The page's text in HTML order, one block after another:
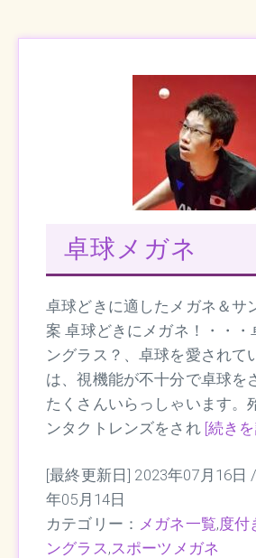
卓球メガネ
卓球どきに適したメガネ＆サ
案 卓球どきにメガネ！・・・
ングラス？、卓球を愛されて
は、視機能が不十分で卓球を
たくさんいらっしゃいます。
ンタクトレンズをされ [続き
[最終更新日] 2023年07月16日 /
年05月14日
カテゴリー： メガネ一覧,度付
ングラス,スポーツメガネ